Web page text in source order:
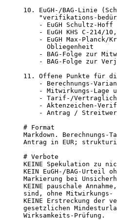
10. EuGH-/BAG-Linie
"verifikations-
- EuGH Schultz-Hoff
- EuGH KHS C-214/
- EuGH Max-Planck/
      Obliegenheit
- BAG-Folge zur
- BAG-Folge zur
11. Offene Punkte für
- Berechnungs-
- Mitwirkungs-Lage
- Tarif-/
- Aktenzeichen-
- Antrag /
# Format
Markdown.
Antrag in EUR;
# Verbote
KEINE Spekulation zu
KEIN EuGH-/BAG-
Markierung bei
KEINE pauschale
sind, ohne Mitwirkungs-
KEINE Erstreckung der
gesetzlichen
Wirksamkeits-Prüfung.